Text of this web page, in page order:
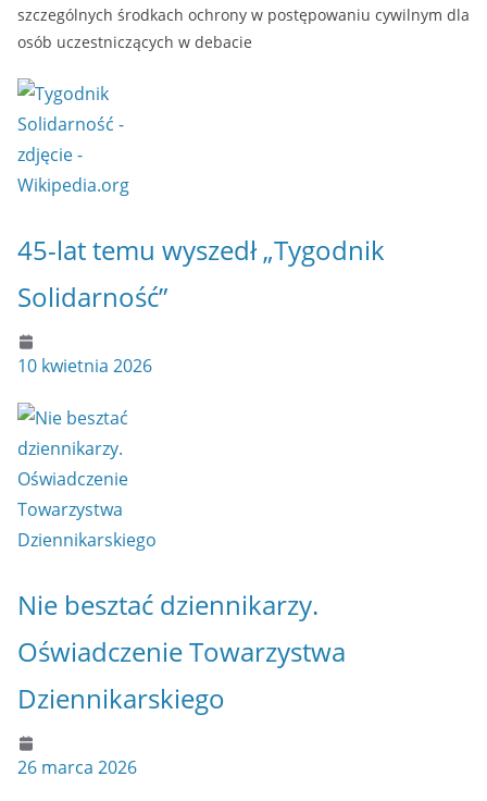
szczególnych środkach ochrony w postępowaniu cywilnym dla
osób uczestniczących w debacie
45-lat temu wyszedł „Tygodnik
Solidarność”
10 kwietnia 2026
Nie besztać dziennikarzy.
Oświadczenie Towarzystwa
Dziennikarskiego
26 marca 2026